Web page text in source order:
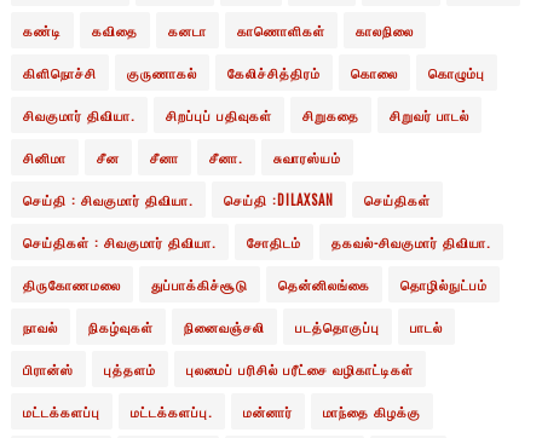
கண்டி கவிதை கனடா காணொளிகள் காலநிலை
கிளிநொச்சி குருணாகல் கேலிச்சித்திரம் கொலை கொழும்பு
சிவகுமார் திவியா. சிறப்புப் பதிவுகள் சிறுகதை சிறுவர் பாடல்
சினிமா சீன சீனா சீனா. சுவாரஸ்யம்
செய்தி : சிவகுமார் திவியா. செய்தி :DILAXSAN செய்திகள்
செய்திகள் : சிவகுமார் திவியா. சோதிடம் தகவல்-சிவகுமார் திவியா.
திருகோணமலை துப்பாக்கிச்சூடு தென்னிலங்கை தொழில்நுட்பம்
நாவல் நிகழ்வுகள் நினைவஞ்சலி படத்தொகுப்பு பாடல்
பிரான்ஸ் புத்தளம் புலமைப் பரிசில் பரீட்சை வழிகாட்டிகள்
மட்டக்களப்பு மட்டக்களப்பு. மன்னார் மாந்தை கிழக்கு